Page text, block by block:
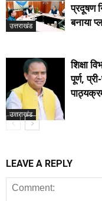
उत्तराखंड
प्रदूषण
बनाया
उत्तराखंड
शिक्षा
पूर्ण,
LEAVE A REPLY